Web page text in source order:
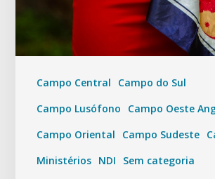
Campo Central
Campo do Sul
Campo Lusófono
Campo Oeste
Campo Oriental
Campo Sudeste
Ministérios NDI Sem categoria